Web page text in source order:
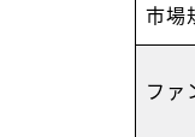
市場
ファ